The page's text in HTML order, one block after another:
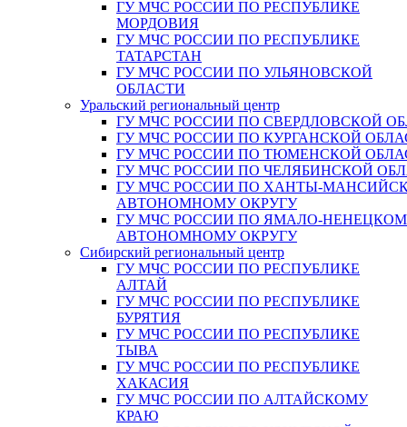
ГУ МЧС РОССИИ ПО РЕСПУБЛИКЕ
МОРДОВИЯ
ГУ МЧС РОССИИ ПО РЕСПУБЛИКЕ
ТАТАРСТАН
ГУ МЧС РОССИИ ПО УЛЬЯНОВСКОЙ
ОБЛАСТИ
Уральский региональный центр
ГУ МЧС РОССИИ ПО СВЕРДЛОВСКОЙ
ГУ МЧС РОССИИ ПО КУРГАНСКОЙ
ГУ МЧС РОССИИ ПО ТЮМЕНСКОЙ
ГУ МЧС РОССИИ ПО ЧЕЛЯБИНСКОЙ
ГУ МЧС РОССИИ ПО ХАНТЫ-
АВТОНОМНОМУ ОКРУГУ
ГУ МЧС РОССИИ ПО ЯМАЛО-
АВТОНОМНОМУ ОКРУГУ
Сибирский региональный центр
ГУ МЧС РОССИИ ПО РЕСПУБЛИКЕ
АЛТАЙ
ГУ МЧС РОССИИ ПО РЕСПУБЛИКЕ
БУРЯТИЯ
ГУ МЧС РОССИИ ПО РЕСПУБЛИКЕ
ТЫВА
ГУ МЧС РОССИИ ПО РЕСПУБЛИКЕ
ХАКАСИЯ
ГУ МЧС РОССИИ ПО АЛТАЙСКОМУ
КРАЮ